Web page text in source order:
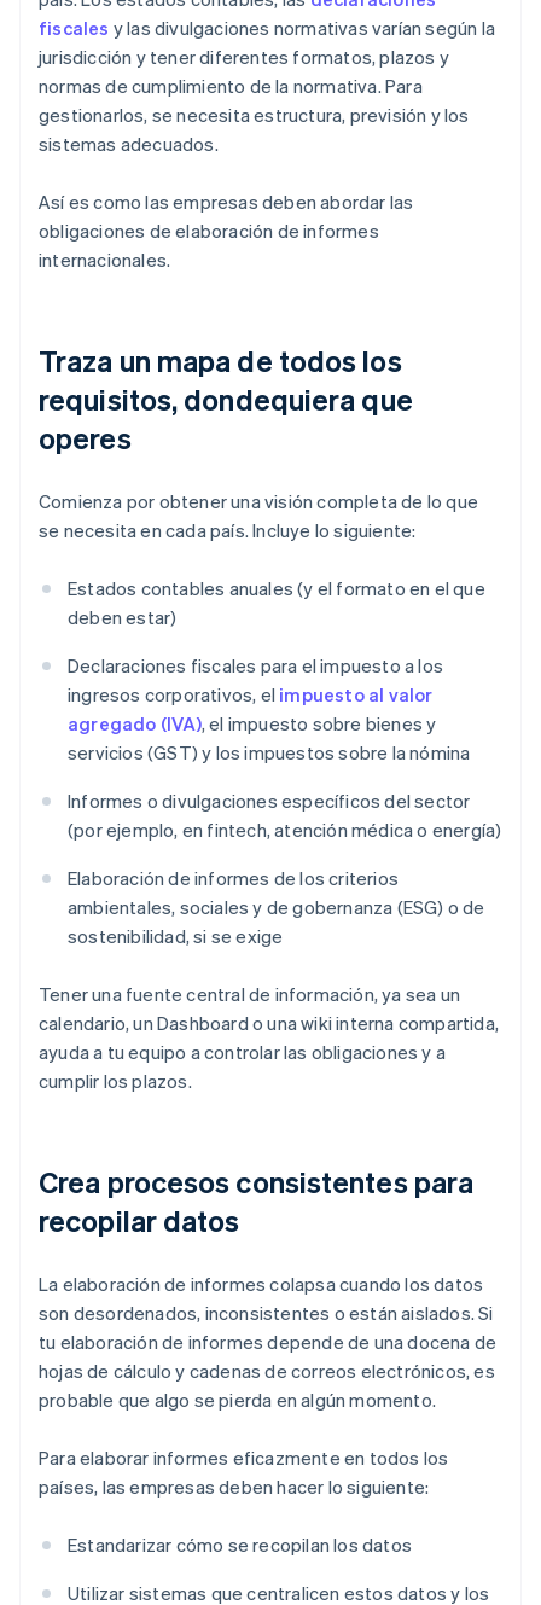
fiscales y las divulgaciones normativas varían según la
jurisdicción y tener diferentes formatos, plazos y
normas de cumplimiento de la normativa. Para
gestionarlos, se necesita estructura, previsión y los
sistemas adecuados.
Así es como las empresas deben abordar las
obligaciones de elaboración de informes
internacionales.
Traza un mapa de todos los
requisitos, dondequiera que
operes
Comienza por obtener una visión completa de lo que
se necesita en cada país. Incluye lo siguiente:
Estados contables anuales (y el formato en el que
deben estar)
Declaraciones fiscales para el impuesto a los
ingresos corporativos, el impuesto al valor
agregado (IVA), el impuesto sobre bienes y
servicios (GST) y los impuestos sobre la nómina
Informes o divulgaciones específicos del sector
(por ejemplo, en fintech, atención médica o energía)
Elaboración de informes de los criterios
ambientales, sociales y de gobernanza (ESG) o de
sostenibilidad, si se exige
Tener una fuente central de información, ya sea un
calendario, un Dashboard o una wiki interna compartida,
ayuda a tu equipo a controlar las obligaciones y a
cumplir los plazos.
Crea procesos consistentes para
recopilar datos
La elaboración de informes colapsa cuando los datos
son desordenados, inconsistentes o están aislados. Si
tu elaboración de informes depende de una docena de
hojas de cálculo y cadenas de correos electrónicos, es
probable que algo se pierda en algún momento.
Para elaborar informes eficazmente en todos los
países, las empresas deben hacer lo siguiente:
Estandarizar cómo se recopilan los datos
Utilizar sistemas que centralicen estos datos y los